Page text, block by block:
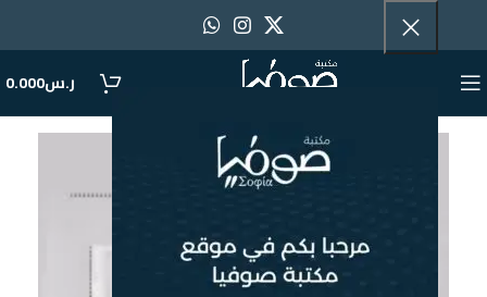
ر.س0.000